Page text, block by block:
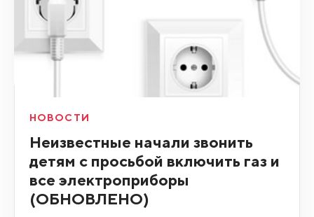
НОВОСТИ
Неизвестные начали звонить
детям с просьбой включить газ и
все электроприборы
(ОБНОВЛЕНО)